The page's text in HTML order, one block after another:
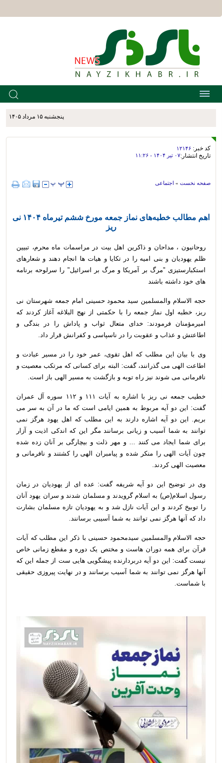
پنجشنبه ۱۵ مرداد ۱۴۰۵
کد خبر: ۱۲۱۴۶
تاریخ انتشار:۰۷ تير ۱۴۰۴ - ۱۱:۲۶
صفحه نخست » اجتماعی
اهم مطالب خطبه‌های نماز جمعه مورخ ششم تیرماه ۱۴۰۴ نی
ریز
روحانیون ، مداحان و ذاکرین اهل بیت در مراسمات ماه محرم، تبیین
ظلم یهودیان و بنی امیه را در تکایا و هیات ها انجام دهند و شعارهای
استکبارستیزی "مرگ بر آمریکا و مرگ بر اسرائیل" را سرلوحه برنامه
های خود داشته باشند
حجه الاسلام والمسلمین سید محمود حسینی امام جمعه شهرستان نی
ریز، خطبه اول نماز جمعه را با حکمتی از نهج البلاغه آغاز کردند که
امیرمؤمنان فرمودند: خدای متعال ثواب و پاداش را در بندگی و
اطاعتش و عذاب و عقوبت را در ناسپاسی و کفرانش قرار داد.
وی با بیان این مطلب که اهل تقوی، عمر خود را در مسیر عبادت و
اطاعت الهی می گذرانند، گفت: البته برای کسانی که مرتکب معصیت و
نافرمانی می شوند نیز راه توبه و بازگشت به مسیر الهی باز است.
خطیب جمعه نی ریز با اشاره به آیات ۱۱۱ و۱۱۲
سوره آل عمران
گفت: این دو آیه مربوط به همین ایامی است که ما در آن به سر می
بریم. این دو آیه اشاره دارند به این مطلب که اهل یهود هرگز نمی
توانند به شما آسیب و زیانی برسانند مگر این که اندکی اذیت و آزار
برای شما ایجاد می کنند ... و مهر ذلت و بیچارگی بر آنان زده شده
چون آیات الهی را منکر شده و پیامبران الهی را کشتند و نافرمانی و
معصیت الهی کردند.
وی در توضیح این دو آیه شریفه گفت: عده ای از یهودیان در زمان
رسول اسلام(ص) به اسلام گرویدند و مسلمان شدند و سران یهود آنان
را توبیخ کردند و این آیات نازل شد و به یهودیان تازه مسلمان بشارت
داد که آنها هرگز نمی توانند به شما آسیبی برسانند.
حجه الاسلام والمسلمین سیدمحمود حسینی با ذکر این مطلب که آیات
قرآن برای همه دوران هاست و مختص یک دوره و مقطع زمانی خاص
نیست گفت: این دو آیه دربردارنده پیشگویی هایی ست از جمله این که
آنها هرگز نمی توانند به شما آسیب برسانند و در نهایت پیروزی حقیقی
با شماست.